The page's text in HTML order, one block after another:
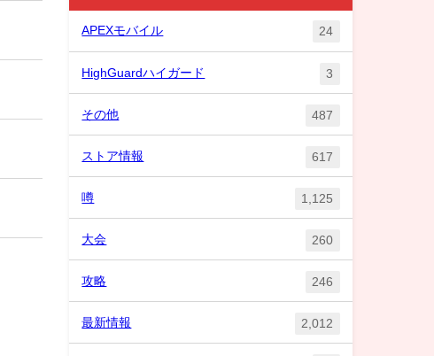
APEXモバイル 24
HighGuardハイガード 3
その他 487
ストア情報 617
噂 1,125
大会 260
攻略 246
最新情報 2,012